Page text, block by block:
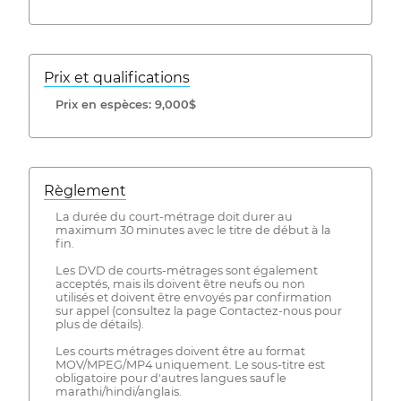
Prix ​​et qualifications
Prix ​​en espèces: 9,000$
Règlement
La durée du court-métrage doit durer au
maximum 30 minutes avec le titre de début à la
fin.
Les DVD de courts-métrages sont également
acceptés, mais ils doivent être neufs ou non
utilisés et doivent être envoyés par confirmation
sur appel (consultez la page Contactez-nous pour
plus de détails).
Les courts métrages doivent être au format
MOV/MPEG/MP4 uniquement. Le sous-titre est
obligatoire pour d'autres langues sauf le
marathi/hindi/anglais.